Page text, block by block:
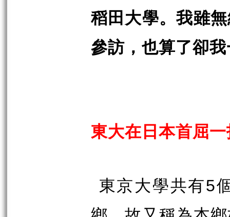
稻田大學。我雖
參訪，也算了卻
東大在日本首屈
東京大學共有5